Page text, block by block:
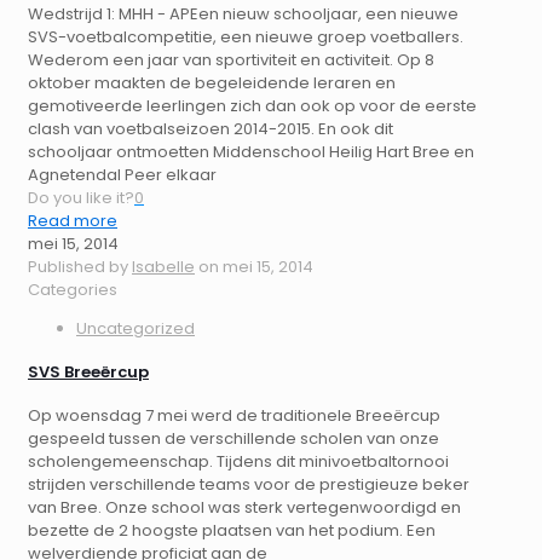
Wedstrijd 1: MHH - APEen nieuw schooljaar, een nieuwe
SVS-voetbalcompetitie, een nieuwe groep voetballers.
Wederom een jaar van sportiviteit en activiteit. Op 8
oktober maakten de begeleidende leraren en
gemotiveerde leerlingen zich dan ook op voor de eerste
clash van voetbalseizoen 2014-2015. En ook dit
schooljaar ontmoetten Middenschool Heilig Hart Bree en
Agnetendal Peer elkaar
Do you like it?0
Read more
mei 15, 2014
Published by Isabelle on mei 15, 2014
Categories
Uncategorized
SVS Breeërcup
Op woensdag 7 mei werd de traditionele Breeërcup
gespeeld tussen de verschillende scholen van onze
scholengemeenschap. Tijdens dit minivoetbaltornooi
strijden verschillende teams voor de prestigieuze beker
van Bree. Onze school was sterk vertegenwoordigd en
bezette de 2 hoogste plaatsen van het podium. Een
welverdiende proficiat aan de